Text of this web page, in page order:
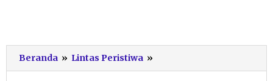
Beranda » Lintas Peristiwa »
Kelingking